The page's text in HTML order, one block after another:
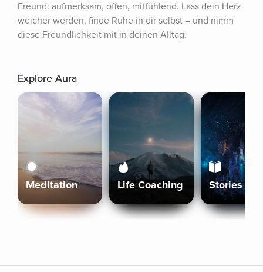
Freund: aufmerksam, offen, mitfühlend. Lass dein Herz
weicher werden, finde Ruhe in dir selbst – und nimm
diese Freundlichkeit mit in deinen Alltag.
Explore Aura
Meditation Life Coaching Stories